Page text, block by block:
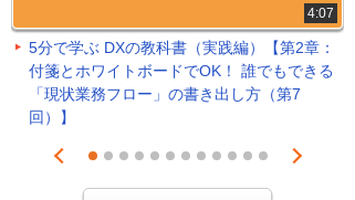
4:07
5分で学ぶ DXの教科書（実践編）【第2章：
付箋とホワイトボードでOK！ 誰でもできる
「現状業務フロー」の書き出し方（第7
回）】
Prev
1 2 3 4 5 6 7 8 9 101112
Next